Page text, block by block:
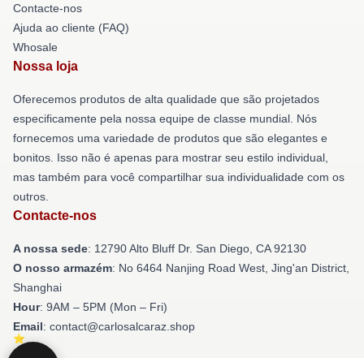
Contacte-nos
Ajuda ao cliente (FAQ)
Whosale
Nossa loja
Oferecemos produtos de alta qualidade que são projetados
especificamente pela nossa equipe de classe mundial. Nós
fornecemos uma variedade de produtos que são elegantes e
bonitos. Isso não é apenas para mostrar seu estilo individual,
mas também para você compartilhar sua individualidade com os
outros.
Contacte-nos
A nossa sede: 12790 Alto Bluff Dr. San Diego, CA 92130
O nosso armazém: No 6464 Nanjing Road West, Jing'an District,
Shanghai
Hour: 9AM – 5PM (Mon – Fri)
Email: contact@carlosalcaraz.shop